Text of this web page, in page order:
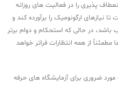
پذیری را در فعالیت های روزانه
نیازهای ارگونومیک را برآورده کند و
در حالی که استحکام و دوام برتر
از همه انتظارات فراتر خواهد
ضروری برای آزمایشگاه های حرفه